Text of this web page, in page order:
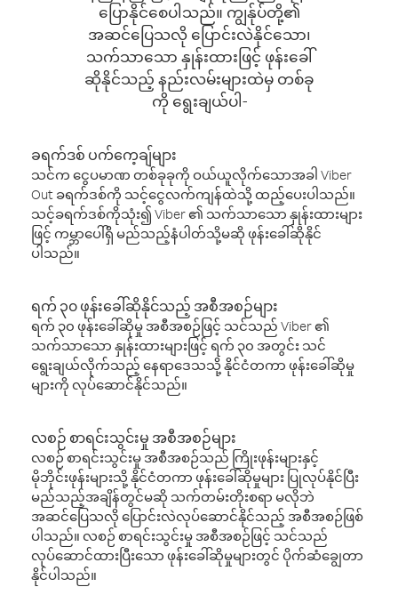
ပြောနိုင်စေပါသည်။ ကျွန်ုပ်တို့၏
အဆင်ပြေသလို ပြောင်းလဲနိုင်သော၊
သက်သာသော နှုန်းထားဖြင့် ဖုန်းခေါ်
ဆိုနိုင်သည့် နည်းလမ်းများထဲမှ တစ်ခု
ကို ရွေးချယ်ပါ-
ခရက်ဒစ် ပက်ကေ့ချ်များ
သင်က ငွေပမာဏ တစ်ခုခုကို ဝယ်ယူလိုက်သောအခါ Viber
Out ခရက်ဒစ်ကို သင့်ငွေလက်ကျန်ထဲသို့ ထည့်ပေးပါသည်။
သင့်ခရက်ဒစ်ကိုသုံး၍ Viber ၏ သက်သာသော နှုန်းထားများ
ဖြင့် ကမ္ဘာပေါ်ရှိ မည်သည့်နံပါတ်သို့မဆို ဖုန်းခေါ်ဆိုနိုင်
ပါသည်။
ရက် ၃၀ ဖုန်းခေါ်ဆိုနိုင်သည့် အစီအစဉ်များ
ရက် ၃၀ ဖုန်းခေါ်ဆိုမှု အစီအစဉ်ဖြင့် သင်သည် Viber ၏
သက်သာသော နှုန်းထားများဖြင့် ရက် ၃၀ အတွင်း သင်
ရွေးချယ်လိုက်သည့် နေရာဒေသသို့ နိုင်ငံတကာ ဖုန်းခေါ်ဆိုမှု
များကို လုပ်ဆောင်နိုင်သည်။
လစဉ် စာရင်းသွင်းမှု အစီအစဉ်များ
လစဉ် စာရင်းသွင်းမှု အစီအစဉ်သည် ကြိုးဖုန်းများနှင့်
မိုဘိုင်းဖုန်းများသို့ နိုင်ငံတကာ ဖုန်းခေါ်ဆိုမှုများ ပြုလုပ်နိုင်ပြီး
မည်သည့်အချိန်တွင်မဆို သက်တမ်းတိုးစရာ မလိုဘဲ
အဆင်ပြေသလို ပြောင်းလဲလုပ်ဆောင်နိုင်သည့် အစီအစဉ်ဖြစ်
ပါသည်။ လစဉ် စာရင်းသွင်းမှု အစီအစဉ်ဖြင့် သင်သည်
လုပ်ဆောင်ထားပြီးသော ဖုန်းခေါ်ဆိုမှုများတွင် ပိုက်ဆံချွေတာ
နိုင်ပါသည်။